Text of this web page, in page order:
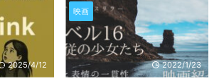
2025/4/12
映画
2022/1/23